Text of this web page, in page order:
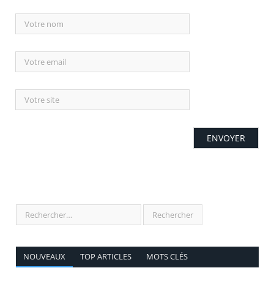
NOUVEAUX TOP ARTICLES MOTS CLÉS